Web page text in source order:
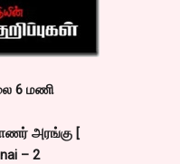
6 மணி
அரங்கு [
– 2